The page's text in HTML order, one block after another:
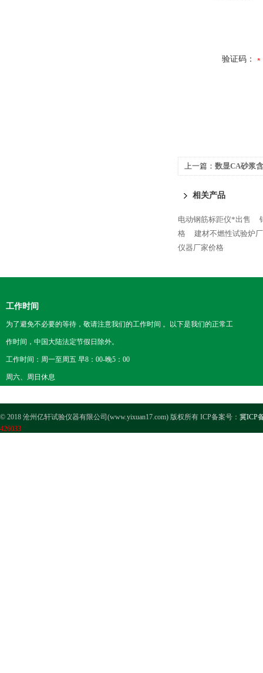
验证码：
上一篇： 数显CA砂浆
相关产品
电动钢筋标距仪*出售
格
建材不燃性试验炉
仪器厂家价格
工作时间
为了避免不必要的等待，敬请注意我们的工作时间 。以下是我们的正常工
作时间，中国大陆法定节假日除外。
工作时间：周一至周五 早8：00-晚5：00
周六、周日休息
© 2018 沧州亿轩试验仪器有限公司(www.yixuan17.com) 版权所有 ICP备案号： 冀ICP
426033